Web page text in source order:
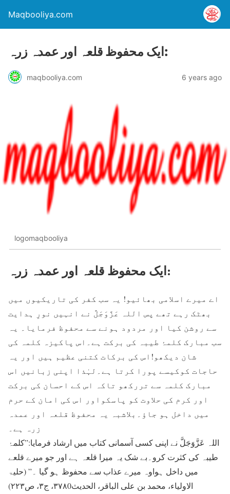
Maqbooliya.com
ایک محفوظ قلعہ اور عمدہ زرہ:
maqbooliya.com 6 years ago
logomaqbooliya
ایک محفوظ قلعہ اور عمدہ زرہ:
اے میرے اسلامی بھائیو! یہ سب کفر کی تاریکیوں میں
بھٹک رہے تھے پس اللہ عَزَّوَجَلَّ نے انہیں نورِ ہدایت
سے روشن کیا اور مردود ہونے سے محفوظ فرمایا۔ یہ
سب مبارک کلمۂ طیبہ کی برکت ہے۔اس پاکیزہ کلمہ کی
شان دیکھو!اس کی برکات کتنی عظیم ہیں اور یہ
حاجات کوکیسے پورا کرتا ہے۔لہٰذا اپنی زبانیں اس
مبارک کلمہ سے تررکھو تاکہ اس کے احسان کی برکت
اور کرم کی حلاوت کو پاسکواور اس کی امان کے حرم
میں داخل ہو جاؤ۔بلاشبہ یہ محفوظ قلعہ اور عمدہ
زرہ ہے۔
اللہ عَزَّوَجَلَّ نے اپنی کسی آسمانی کتاب میں ارشاد فرمایا:”کلمۂ
طیبہ کی کثرت کرو۔بے شک یہ میرا قلعہ ہے اور جو میرے قلعے
میں داخل ہواوہ میرے عذاب سے محفوظ ہو گیا ۔” (حلیۃ
الاولیاء، محمد بن علی الباقر، الحدیث۳۷۸0، ج۳، ص۲۲۳)